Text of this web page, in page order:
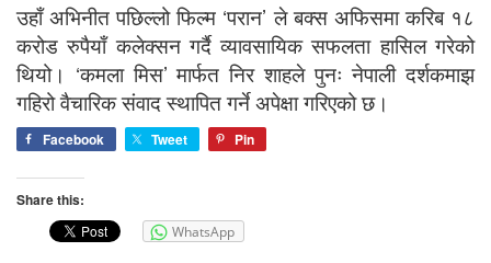
उहाँ अभिनीत पछिल्लो फिल्म ‘परान’ ले बक्स अफिसमा करिब १८
करोड रुपैयाँ कलेक्सन गर्दै व्यावसायिक सफलता हासिल गरेको
थियो। ‘कमला मिस’ मार्फत निर शाहले पुनः नेपाली दर्शकमाझ
गहिरो वैचारिक संवाद स्थापित गर्ने अपेक्षा गरिएको छ।
Facebook Tweet Pin
Share this:
WhatsApp